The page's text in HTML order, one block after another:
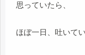
思っていたら、
ほぼ一日、吐いて